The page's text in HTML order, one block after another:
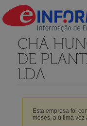
CHÁ
DE
LDA
Esta empresa foi
meses, a última vez